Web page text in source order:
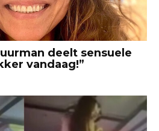
deelt sensuele
vandaag!”